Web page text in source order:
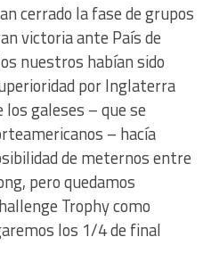
cerrado la fase de grupos
victoria ante País de
nuestros habían sido
por Inglaterra
galeses – que se
– hacía
de meternos entre
pero quedamos
Trophy como
los 1/4 de final